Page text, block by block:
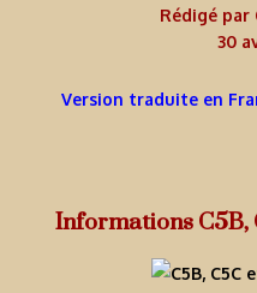
Rédigé par
30
Version traduite en
Informations